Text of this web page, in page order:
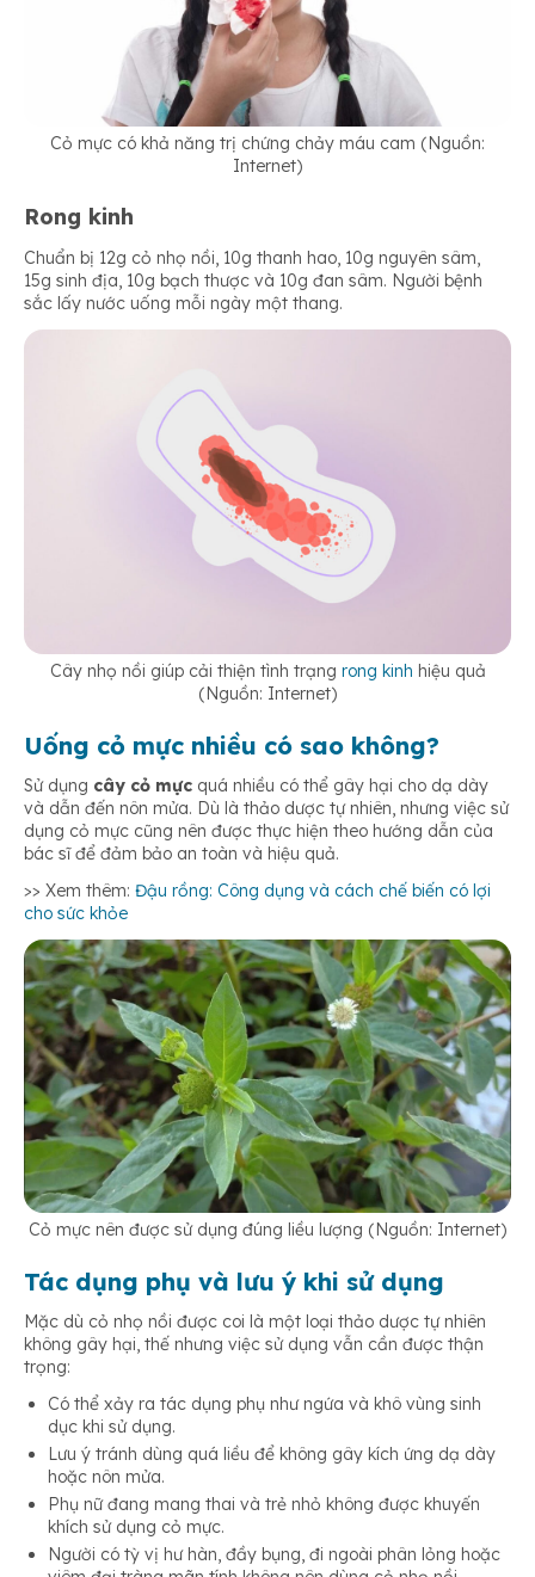
Cỏ mực có khả năng trị chứng chảy máu cam (Nguồn:
Internet)
Rong kinh
Chuẩn bị 12g cỏ nhọ nồi, 10g thanh hao, 10g nguyên sâm,
15g sinh địa, 10g bạch thược và 10g đan sâm. Người bệnh
sắc lấy nước uống mỗi ngày một thang.
Cây nhọ nồi giúp cải thiện tình trạng rong kinh hiệu quả
(Nguồn: Internet)
Uống cỏ mực nhiều có sao không?
Sử dụng cây cỏ mực quá nhiều có thể gây hại cho dạ dày
và dẫn đến nôn mửa. Dù là thảo dược tự nhiên, nhưng việc sử
dụng cỏ mực cũng nên được thực hiện theo hướng dẫn của
bác sĩ để đảm bảo an toàn và hiệu quả.
>> Xem thêm: Đậu rồng: Công dụng và cách chế biến có lợi
cho sức khỏe
Cỏ mực nên được sử dụng đúng liều lượng (Nguồn: Internet)
Tác dụng phụ và lưu ý khi sử dụng
Mặc dù cỏ nhọ nồi được coi là một loại thảo dược tự nhiên
không gây hại, thế nhưng việc sử dụng vẫn cần được thận
trọng:
Có thể xảy ra tác dụng phụ như ngứa và khô vùng sinh
dục khi sử dụng.
Lưu ý tránh dùng quá liều để không gây kích ứng dạ dày
hoặc nôn mửa.
Phụ nữ đang mang thai và trẻ nhỏ không được khuyến
khích sử dụng cỏ mực.
Người có tỳ vị hư hàn, đầy bụng, đi ngoài phân lỏng hoặc